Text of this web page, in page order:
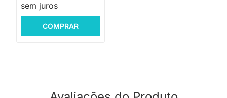
sem juros
COMPRAR